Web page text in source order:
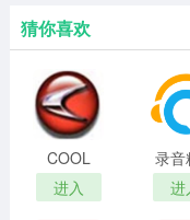
猜你喜欢
COOL
EDIT
PRO【音
进入
录音
进